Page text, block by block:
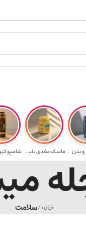
یالا
بدن ... ماسک مغذی بلیتا... شامپو
خانه/سلامت